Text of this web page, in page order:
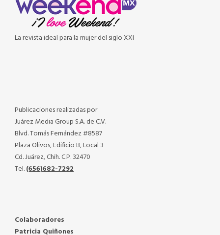
La revista ideal para la mujer del siglo XXI
Publicaciones realizadas por
Juárez Media Group S.A. de C.V.
Blvd. Tomás Fernández #8587
Plaza Olivos, Edificio B, Local 3
Cd. Juárez, Chih. C.P. 32470
Tel.(656)682-7292
Colaboradores
Patricia Quiñones